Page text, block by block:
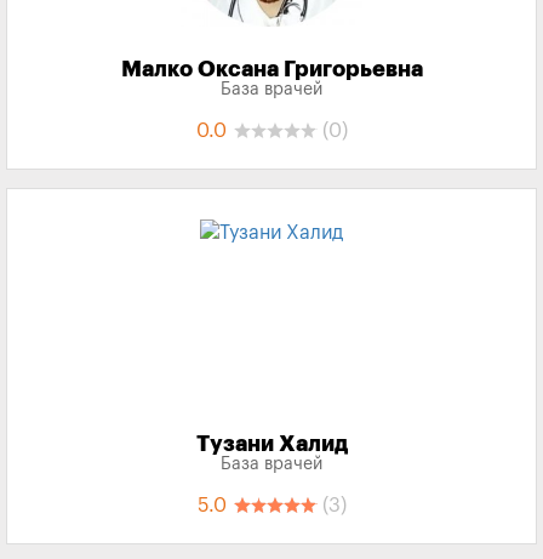
Малко Оксана Григорьевна
База врачей
0.0 (0)
Тузани Халид
База врачей
5.0 (3)